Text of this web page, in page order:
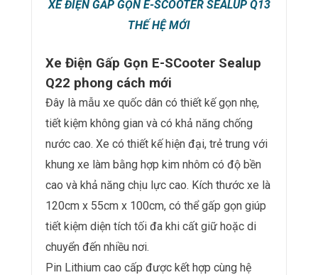
XE ĐIỆN GẤP GỌN E-SCOOTER SEALUP Q13
THẾ HỆ MỚI
Xe Điện Gấp Gọn E-SCooter Sealup
Q22 phong cách mới
Đây là mẫu xe quốc dân có thiết kế gọn nhẹ,
tiết kiệm không gian và có khả năng chống
nước cao. Xe có thiết kế hiện đại, trẻ trung với
khung xe làm bằng hợp kim nhôm có độ bền
cao và khả năng chịu lực cao. Kích thước xe là
120cm x 55cm x 100cm, có thể gấp gọn giúp
tiết kiệm diện tích tối đa khi cất giữ hoặc di
chuyển đến nhiều nơi.
Pin Lithium cao cấp được kết hợp cùng hệ